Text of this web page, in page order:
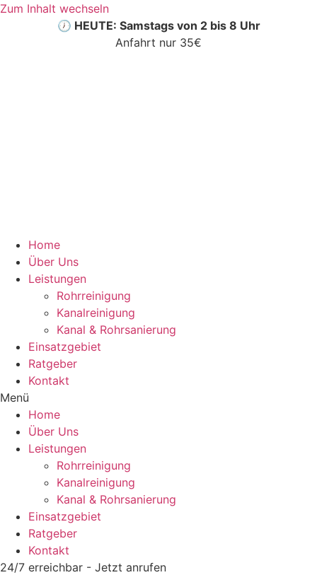
Zum Inhalt wechseln
🕖 HEUTE: Samstags von 2 bis 8 Uhr
Anfahrt nur 35€
Home
Über Uns
Leistungen
Rohrreinigung
Kanalreinigung
Kanal & Rohrsanierung
Einsatzgebiet
Ratgeber
Kontakt
Menü
Home
Über Uns
Leistungen
Rohrreinigung
Kanalreinigung
Kanal & Rohrsanierung
Einsatzgebiet
Ratgeber
Kontakt
24/7 erreichbar - Jetzt anrufen